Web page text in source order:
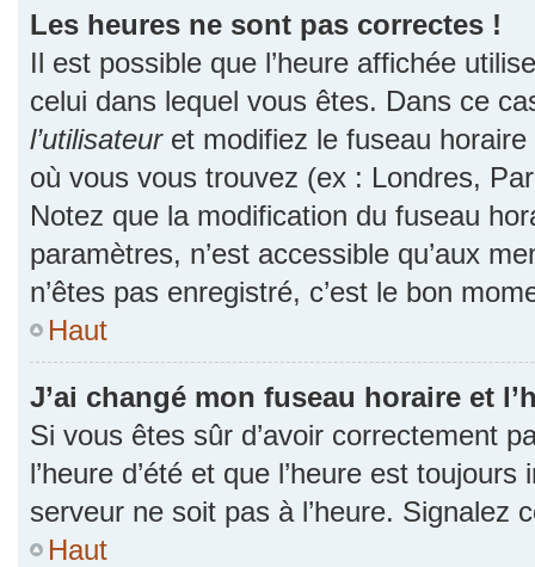
Les heures ne sont pas correctes !
Il est possible que l’heure affichée
celui dans lequel vous êtes. Dans ce
l’utilisateuret modifiez le fuseau horaire
où vous vous trouvez (ex : Londres,
Notez que la modification du fuseau
paramètres, n’est accessible qu’aux
n’êtes pas enregistré, c’est le bon
Haut
J’ai changé mon fuseau horaire et
Si vous êtes sûr d’avoir correctement
l’heure d’été et que l’heure est
serveur ne soit pas à l’heure. Signalez
Haut